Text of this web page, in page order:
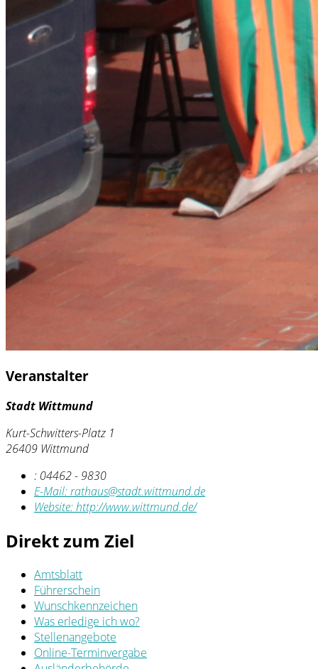
Veranstalter
Stadt Wittmund
Kurt-Schwitters-Platz 1
26409 Wittmund
: 04462 - 9830
E-Mail:rathaus@stadt.wittmund.de
Website:http://www.wittmund.de/
Direkt zum Ziel
Amtsblatt
Führerschein
Wunschkennzeichen
Was erledige ich wo?
Stellenangebote
Online-Terminvergabe